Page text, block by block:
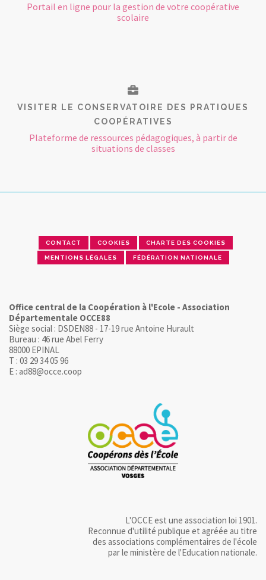
Portail en ligne pour la gestion de votre coopérative
scolaire
VISITER LE CONSERVATOIRE DES PRATIQUES
COOPÉRATIVES
Plateforme de ressources pédagogiques, à partir de
situations de classes
CONTACT COOKIES CHARTE DES COOKIES
MENTIONS LÉGALES FÉDÉRATION NATIONALE
Office central de la Coopération à l'Ecole - Association
Départementale OCCE88
Siège social : DSDEN88 - 17-19 rue Antoine Hurault
Bureau : 46 rue Abel Ferry
88000 EPINAL
T : 03 29 34 05 96
E : ad88@occe.coop
L'OCCE est une association loi 1901.
Reconnue d'utilité publique et agréée au titre
des associations complémentaires de l'école
par le ministère de l'Education nationale.